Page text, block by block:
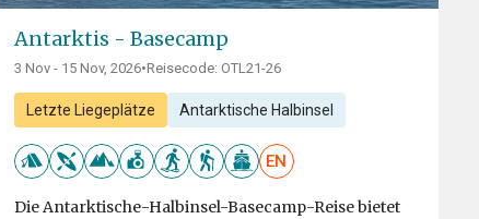
Antarktis - Basecamp
3 Nov - 15 Nov, 2026•Reisecode: OTL21-26
Letzte Liegeplätze Antarktische Halbinsel
EN
Die Antarktische-Halbinsel-Basecamp-Reise bietet